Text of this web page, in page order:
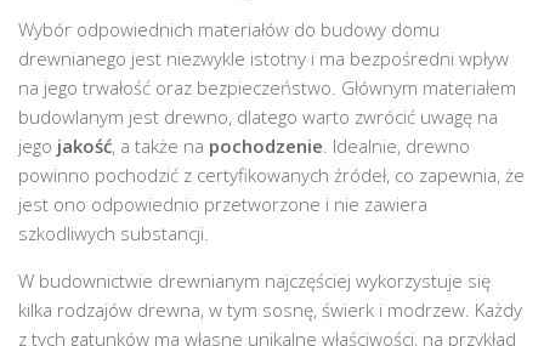
Wybór odpowiednich materiałów do budowy domu
drewnianego jest niezwykle istotny i ma bezpośredni wpływ
na jego trwałość oraz bezpieczeństwo. Głównym materiałem
budowlanym jest drewno, dlatego warto zwrócić uwagę na
jego jakość, a także na pochodzenie . Idealnie, drewno
powinno pochodzić z certyfikowanych źródeł, co zapewnia, że
jest ono odpowiednio przetworzone i nie zawiera
szkodliwych substancji.
W budownictwie drewnianym najczęściej wykorzystuje się
kilka rodzajów drewna, w tym sosnę, świerk i modrzew. Każdy
z tych gatunków ma własne unikalne właściwości, na przykład